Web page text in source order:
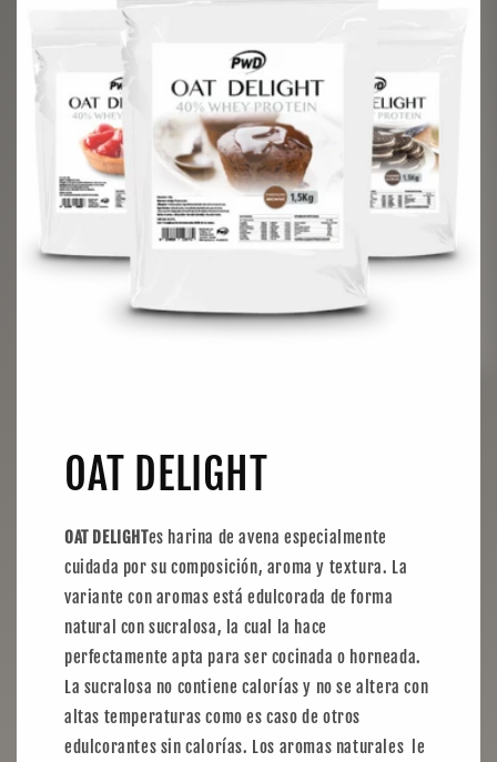
OAT DELIGHT
OAT DELIGHTes harina de avena especialmente
cuidada por su composición, aroma y textura. La
variante con aromas está edulcorada de forma
natural con sucralosa, la cual la hace
perfectamente apta para ser cocinada o horneada.
La sucralosa no contiene calorías y no se altera con
altas temperaturas como es caso de otros
edulcorantes sin calorías. Los aromas naturales le